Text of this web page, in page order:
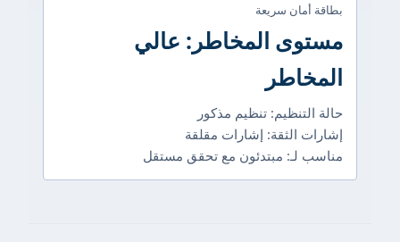
بطاقة أمان سريعة
مستوى المخاطر: عالي
المخاطر
حالة التنظيم: تنظيم مذكور
إشارات الثقة: إشارات مقلقة
مناسب لـ: مبتدئون مع تحقق مستقل